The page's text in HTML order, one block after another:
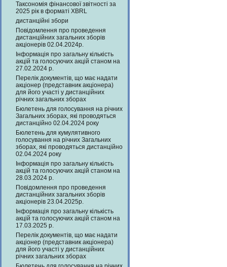
Таксономія фінансової звітності за
2025 рік в форматі XBRL
дистанційні збори
Повідомлення про проведення
дистанційних загальних зборів
акціонерів 02.04.2024р.
Інформація про загальну кількість
акцій та голосуючих акцій станом на
27.02.2024 р.
Перелік документів, що має надати
акціонер (представник акціонера)
для його участі у дистанційних
річних загальних зборах
Бюлетень для голосування на річних
Загальних зборах, які проводяться
дистанційно 02.04.2024 року
Бюлетень для кумулятивного
голосування на річних Загальних
зборах, які проводяться дистанційно
02.04.2024 року
Інформація про загальну кількість
акцій та голосуючих акцій станом на
28.03.2024 р.
Повідомлення про проведення
дистанційних загальних зборів
акціонерів 23.04.2025р.
Інформація про загальну кількість
акцій та голосуючих акцій станом на
17.03.2025 р.
Перелік документів, що має надати
акціонер (представник акціонера)
для його участі у дистанційних
річних загальних зборах